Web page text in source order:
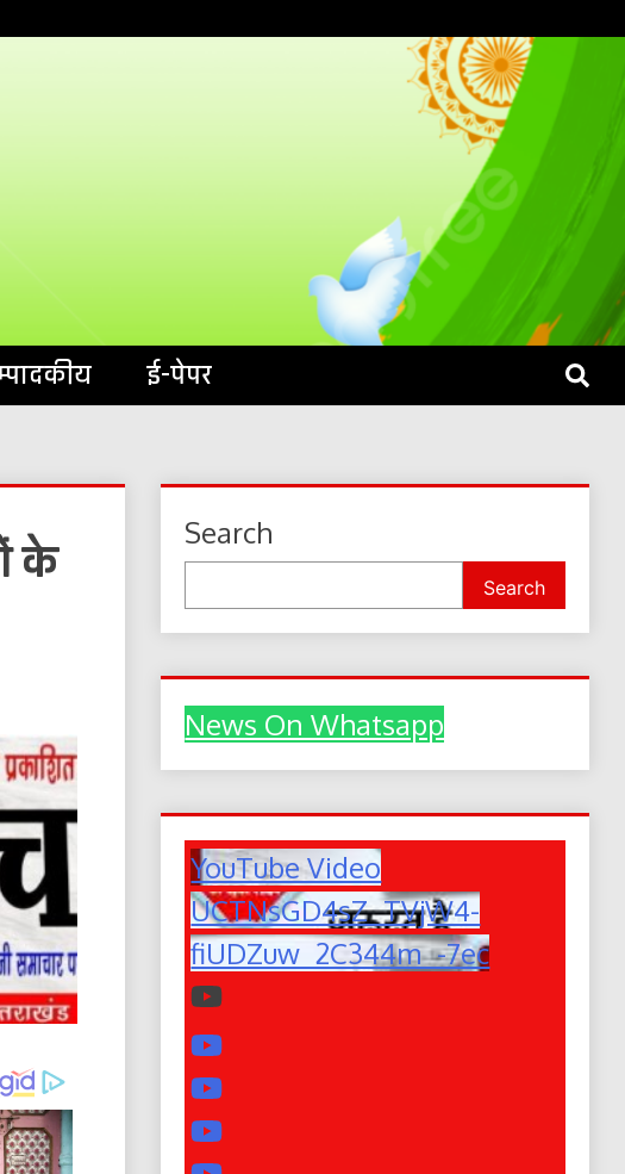
LIVE
ई-पेपर
के
Search
Search
News On Whatsapp
YouTube Video
UCTNsGD4sZ_TVjW4-
fiUDZuw_2C344m_-7ec